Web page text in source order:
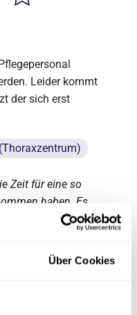
Über Cookies
Leider kommt
der sich erst
Zeit für eine so
haben. Es
Erwartungen
Ihre Kritik sehr
ist belastend,